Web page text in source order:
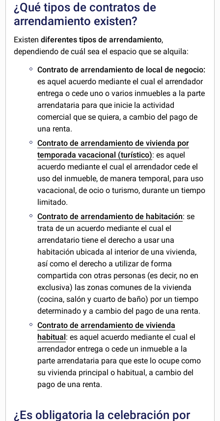
¿Qué tipos de contratos de
arrendamiento existen?
Existendiferentes tipos de arrendamiento,
dependiendo de cuál sea el espacio que se alquila:
Contrato de arrendamiento de local de negocio:
es aquel acuerdo mediante el cual el arrendador
entrega o cede uno o varios inmuebles a la parte
arrendataria para que inicie la actividad
comercial que se quiera, a cambio del pago de
una renta.
Contrato de arrendamiento de vivienda por
temporada vacacional (turístico): es aquel
acuerdo mediante el cual el arrendador cede el
uso del inmueble, de manera temporal, para uso
vacacional, de ocio o turismo, durante un tiempo
limitado.
Contrato de arrendamiento de habitación: se
trata de un acuerdo mediante el cual el
arrendatario tiene el derecho a usar una
habitación ubicada al interior de una vivienda,
así como el derecho a utilizar de forma
compartida con otras personas (es decir, no en
exclusiva) las zonas comunes de la vivienda
(cocina, salón y cuarto de baño) por un tiempo
determinado y a cambio del pago de una renta.
Contrato de arrendamiento devivienda
habitual: es aquel acuerdo mediante el cual el
arrendador entrega o cede un inmueble a la
parte arrendataria para que este lo ocupe como
su vivienda principal o habitual, a cambio del
pago de una renta.
¿Es obligatoria la celebración por